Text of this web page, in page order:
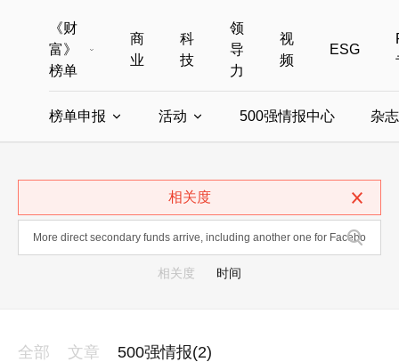
《财
富》
榜单
全部榜单
中国最具影响力商界女性
商
业
科
技
领
导
力
视
频
ESG
榜单申报 活动 500强情报中心 杂
相关度
相关度 时间
全部 文章 500强情报(2)